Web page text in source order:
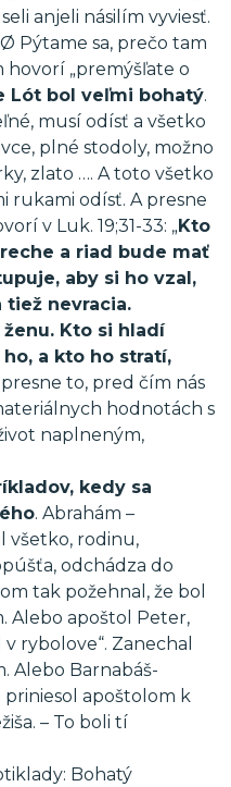
anjeli násilím vyviesť.
Pýtame sa, prečo tam
hovorí „premýšľate o
Lót bol veľmi bohatý.
musí odísť a všetko
plné stodoly, možno
zlato …. A toto všetko
rukami odísť. A presne
v Luk. 19;31-33: „Kto
a riad bude mať
aby si ho vzal,
tiež nevracia.
Kto si hladí
a kto ho stratí,
presne to, pred čím nás
hodnotách s
naplneným,
kedy sa
. Abrahám –
všetko, rodinu,
odchádza do
tak požehnal, že bol
Alebo apoštol Peter,
rybolove“. Zanechal
Alebo Barnabáš-
apoštolom k
– To boli tí
Bohatý